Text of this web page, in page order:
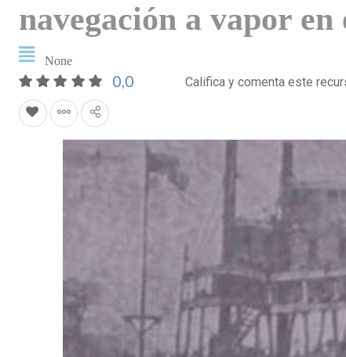
navegación a vapor
None
0,0 Califica y comenta este